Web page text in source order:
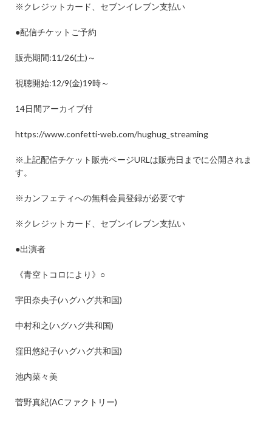
※クレジットカード、セブンイレブン支払い
●配信チケットご予約
販売期間:11/26(土) ～
視聴開始:12/9(金)19時～
14日間アーカイブ付
https://www.confetti-web.com/hughug_streaming
※ 上記配信チケット販売ページURL は販売日までに公開されま
す。
※カンフェティへの無料会員登録が必要です
※クレジットカード、セブンイレブン支払い
●出演者
《青空トコロにより》 ○
宇田奈央子(ハグハグ共和国)
中村和之(ハグハグ共和国)
窪田悠紀子(ハグハグ共和国)
池内菜々美
菅野真紀(ACファクトリー)